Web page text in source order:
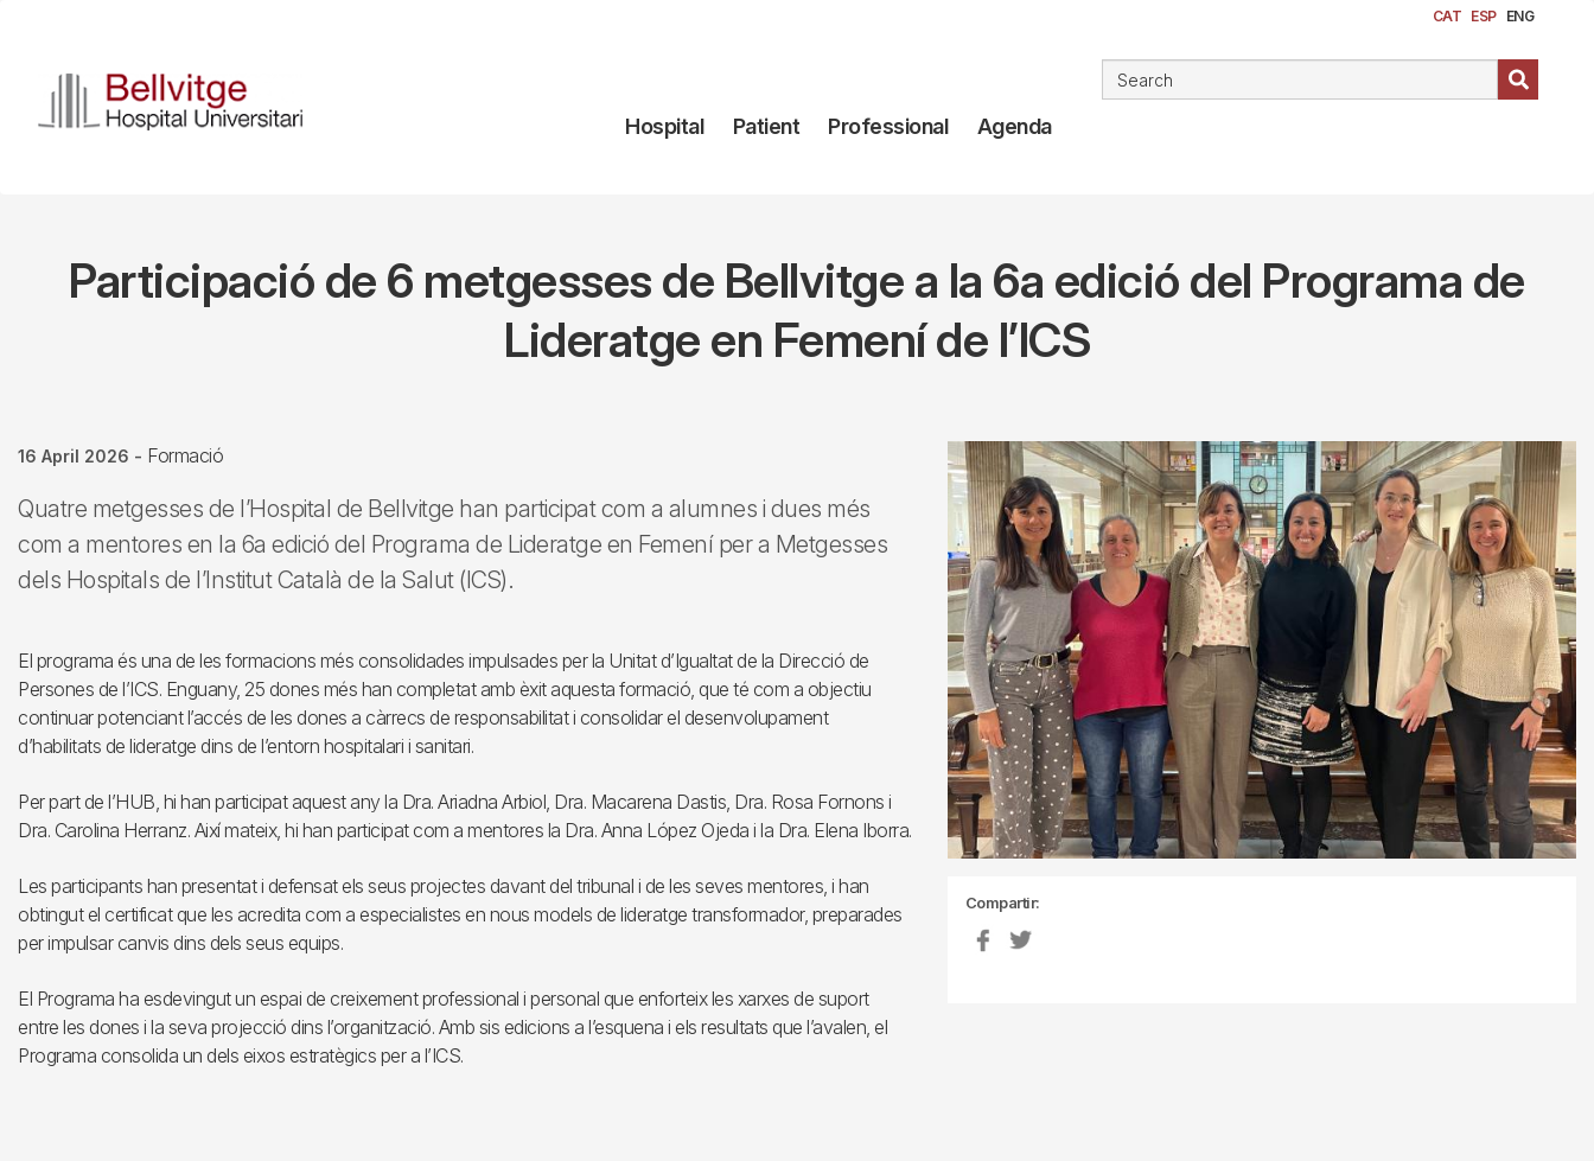
content
CAT ESP ENG
Navegación
Hospital Patient Professional Agenda
Participació de 6 metgesses de Bellvitge a la 6a edició del Programa de
Lideratge en Femení de l’ICS
16 April 2026 - Formació
Quatre metgesses de l’Hospital de Bellvitge han participat com a alumnes i dues més
com a mentores en la 6a edició del Programa de Lideratge en Femení per a Metgesses
dels Hospitals de l’Institut Català de la Salut (ICS).
El programa és una de les formacions més consolidades impulsades per la Unitat d’Igualtat de la Direcció de
Persones de l’ICS. Enguany, 25 dones més han completat amb èxit aquesta formació, que té com a objectiu
continuar potenciant l’accés de les dones a càrrecs de responsabilitat i consolidar el desenvolupament
d’habilitats de lideratge dins de l’entorn hospitalari i sanitari.
Per part de l’HUB, hi han participat aquest any la Dra. Ariadna Arbiol, Dra. Macarena Dastis, Dra. Rosa Fornons i
Dra. Carolina Herranz. Així mateix, hi han participat com a mentores la Dra. Anna López Ojeda i la Dra. Elena Iborra.
Les participants han presentat i defensat els seus projectes davant del tribunal i de les seves mentores, i han
obtingut el certificat que les acredita com a especialistes en nous models de lideratge transformador, preparades
per impulsar canvis dins dels seus equips.
El Programa ha esdevingut un espai de creixement professional i personal que enforteix les xarxes de suport
entre les dones i la seva projecció dins l’organització. Amb sis edicions a l’esquena i els resultats que l’avalen, el
Programa consolida un dels eixos estratègics per a l’ICS.
Compartir: